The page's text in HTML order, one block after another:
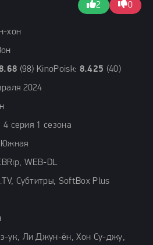
хон
(98) KinoPoisk: 8.425 (40)
2024
4 серия 1 сезона
Южная
WEB-DL
Субтитры, SoftBox Plus
ук, Ли Джун-ён, Хон Су-джу,
2 0